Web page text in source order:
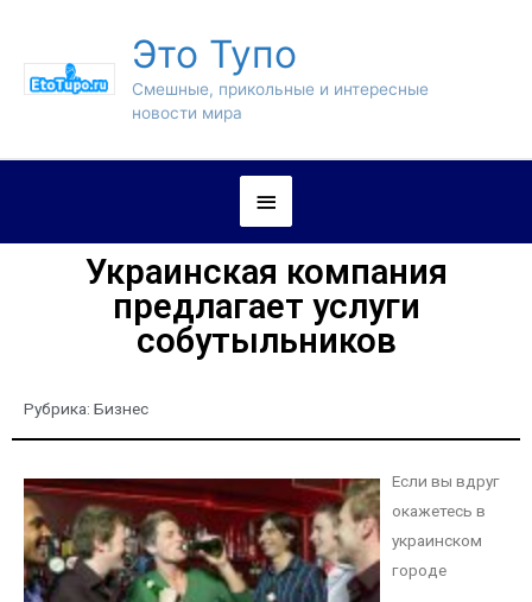
Это Тупо
Смешные, прикольные и интересные
новости мира
Украинская компания
предлагает услуги
собутыльников
Рубрика: Бизнес
Если вы вдруг
окажетесь в
украинском
городе